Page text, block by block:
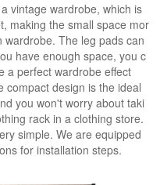
vintage wardrobe, which is
making the small space mor
The leg pads can
have enough space, you c
a perfect wardrobe effect
compact design is the ideal
you won't worry about taki
rack in a clothing store.
simple. We are equipped
for installation steps.